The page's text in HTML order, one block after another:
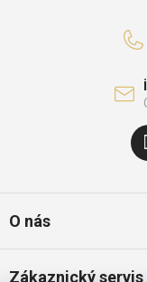
O nás
Zákaznický servis